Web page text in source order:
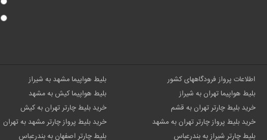
اطلاعات پرواز فرودگاههای کشور بلیط هواپیما مشهد به شیراز
بلیط هواپیما تهران به شیراز بلیط هواپیما کیش به مشهد
خرید بلیط چارتر تهران به قشم خرید بلیط چارتر تهران به کیش
خرید بلیط پرواز چارتر تهران به مشهد خرید بلیط پرواز چارتر مشهد به تهران
بلیط چارتر شیراز به بندرعباس بلیط چارتر اصفهان به بندرعباس